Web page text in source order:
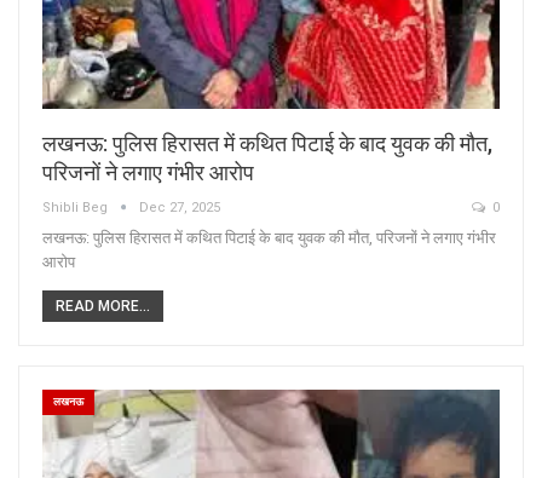
लखनऊ: पुलिस हिरासत में कथित पिटाई के बाद युवक की मौत,
परिजनों ने लगाए गंभीर आरोप
Shibli Beg Dec 27, 2025 0
लखनऊ: पुलिस हिरासत में कथित पिटाई के बाद युवक की मौत, परिजनों ने लगाए गंभीर
आरोप
READ MORE...
लखनऊ